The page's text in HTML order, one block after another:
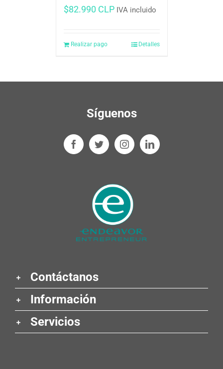
$82.990 CLP IVA incluido
Realizar pago Detalles
Síguenos
Contáctanos
Información
Servicios